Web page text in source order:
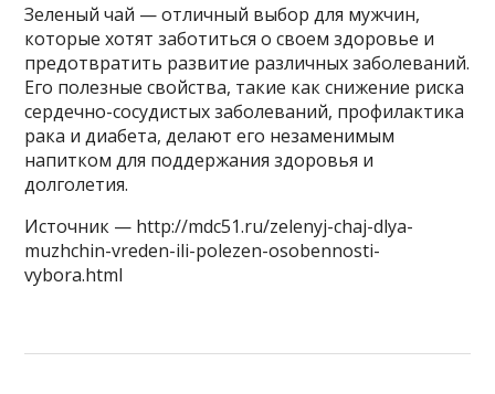
Зеленый чай — отличный выбор для мужчин,
которые хотят заботиться о своем здоровье и
предотвратить развитие различных заболеваний.
Его полезные свойства, такие как снижение риска
сердечно-сосудистых заболеваний, профилактика
рака и диабета, делают его незаменимым
напитком для поддержания здоровья и
долголетия.
Источник — http://mdc51.ru/zelenyj-chaj-dlya-
muzhchin-vreden-ili-polezen-osobennosti-
vybora.html